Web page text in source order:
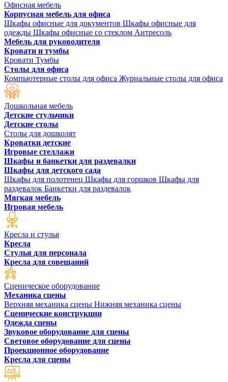
Офисная мебель
Корпусная мебель для офиса
Шкафы офисные для документов Шкафы офисные для
одежды Шкафы офисные со стеклом Антресоль
Мебель для руководителя
Кровати и тумбы
Кровати Тумбы
Столы для офиса
Компьютерные столы для офиса Журнальные столы для офиса
Дошкольная мебель
Детские стульчики
Детские столы
Столы для дошколят
Кроватки детские
Игровые стеллажи
Шкафы и банкетки для раздевалки
Шкафы для детского сада
Шкафы для полотенец Шкафы для горшков Шкафы для
раздевалок Банкетки для раздевалок
Мягкая мебель
Игровая мебель
Кресла и стулья
Кресла
Стулья для персонала
Кресла для совещаний
Сценическое оборудование
Механика сцены
Верхняя механика сцены Нижняя механика сцены
Сценические конструкции
Одежда сцены
Звуковое оборудование для сцены
Световое оборудование для сцены
Проекционное оборудование
Кресла для сцены